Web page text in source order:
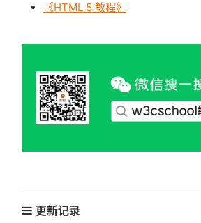
《HTML 5 教程》
更新记录